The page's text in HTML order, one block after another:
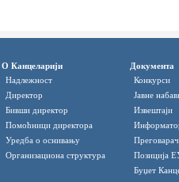
О Канцеларији
Надлежност
Директор
Бивши директор
Помоћници директора
Уредба о оснивању
Организациона структура
Документа
Конкурси
Јавне
Извештаји
Позиција
Буџет